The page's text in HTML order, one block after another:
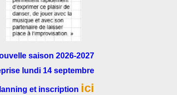
saison 2026-2027
lundi 14 septembre
et inscription ici